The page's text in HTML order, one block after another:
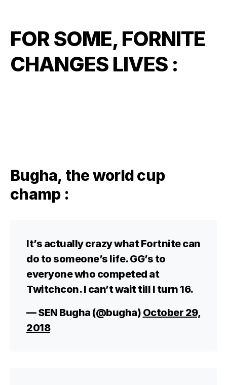
FOR SOME, FORNITE
CHANGES LIVES :
Bugha, the world cup
champ :
It’s actually crazy what Fortnite can
do to someone’s life. GG’s to
everyone who competed at
Twitchcon. I can’t wait till I turn 16.
— SEN Bugha (@bugha) October 29,
2018